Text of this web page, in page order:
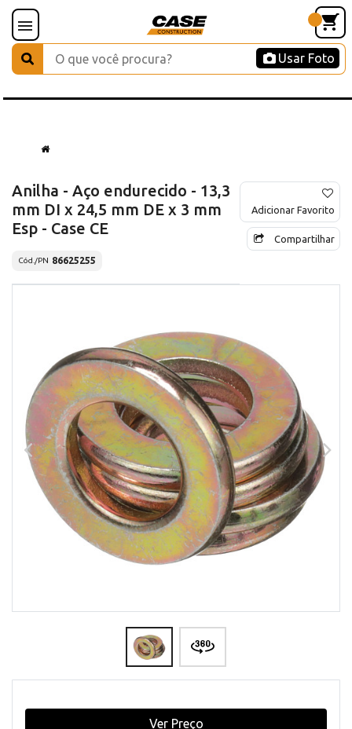
Usar Foto
Anilha - Aço endurecido - 13,3
mm DI x 24,5 mm DE x 3 mm
Esp - Case CE
Cód./PN 86625255
Adicionar Favorito
Compartilhar
Ver Preço